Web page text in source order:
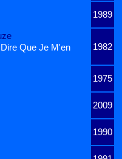
1989
1982
Que Je M'en
1975
2009
1990